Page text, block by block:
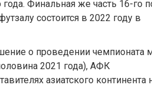
Финальная же часть 16-го
состоится в 2022 году в
о проведении чемпионата
2021 года), АФК
азиатского континента